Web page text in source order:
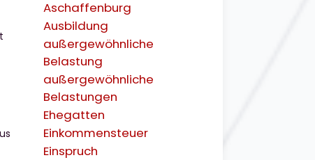
Aschaffenburg
Ausbildung
außergewöhnliche
Belastung
außergewöhnliche
Belastungen
Ehegatten
Einkommensteuer
Einspruch